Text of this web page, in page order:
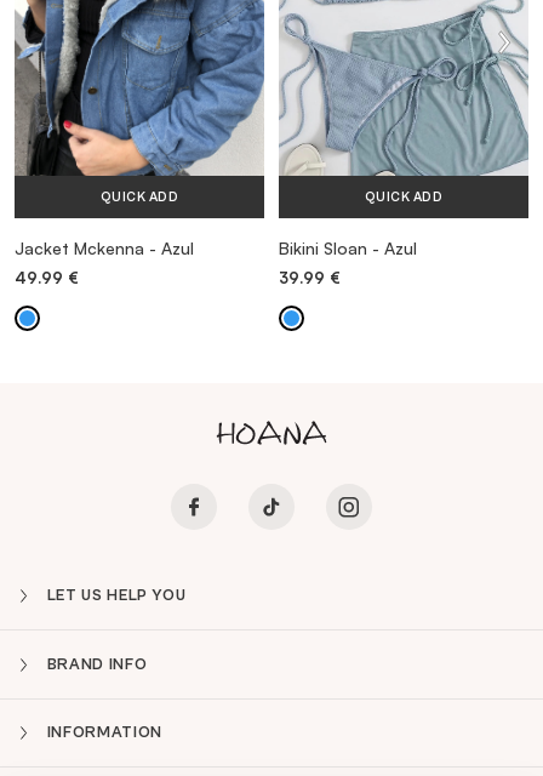
QUICK ADD
Jacket Mckenna - Azul
49.99 €
QUICK ADD
Bikini Sloan - Azul
39.99 €
LET US HELP YOU
BRAND INFO
INFORMATION